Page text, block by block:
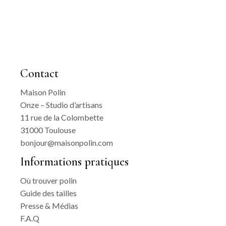
Contact
Maison Polin
Onze – Studio d’artisans
11 rue de la Colombette
31000 Toulouse
bonjour@maisonpolin.com
Informations pratiques
Où trouver polin
Guide des tailles
Presse & Médias
F.A.Q